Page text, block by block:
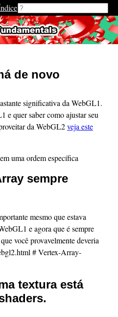
de novo
significativa da WebGL1.
e quer saber como ajustar seu
da WebGL2veja este
uma ordem específica
sempre
mesmo que estava
e agora que é sempre
você provavelmente deveria
# Vertex-Array-
textura está